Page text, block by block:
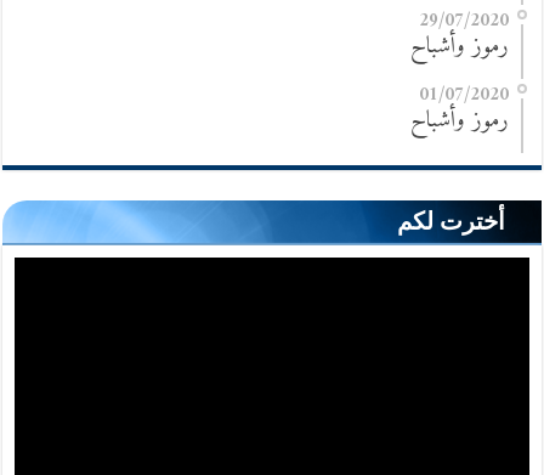
29/07/2020
رموز وأشباح
01/07/2020
رموز وأشباح
أخترت لكم